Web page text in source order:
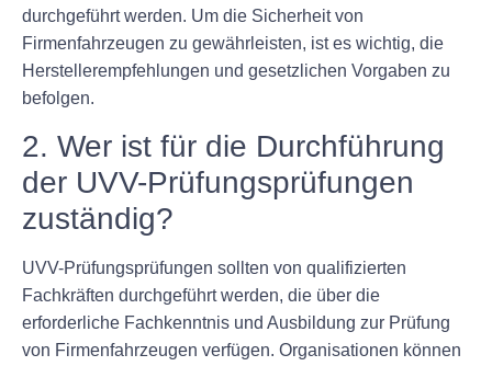
durchgeführt werden. Um die Sicherheit von
Firmenfahrzeugen zu gewährleisten, ist es wichtig, die
Herstellerempfehlungen und gesetzlichen Vorgaben zu
befolgen.
2. Wer ist für die Durchführung
der UVV-Prüfungsprüfungen
zuständig?
UVV-Prüfungsprüfungen sollten von qualifizierten
Fachkräften durchgeführt werden, die über die
erforderliche Fachkenntnis und Ausbildung zur Prüfung
von Firmenfahrzeugen verfügen. Organisationen können